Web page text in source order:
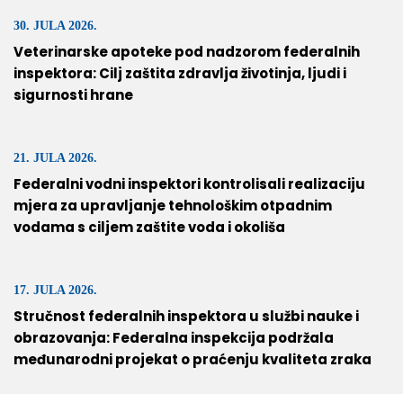
30. JULA 2026.
Veterinarske apoteke pod nadzorom federalnih
inspektora: Cilj zaštita zdravlja životinja, ljudi i
sigurnosti hrane
21. JULA 2026.
Federalni vodni inspektori kontrolisali realizaciju
mjera za upravljanje tehnološkim otpadnim
vodama s ciljem zaštite voda i okoliša
17. JULA 2026.
Stručnost federalnih inspektora u službi nauke i
obrazovanja: Federalna inspekcija podržala
međunarodni projekat o praćenju kvaliteta zraka